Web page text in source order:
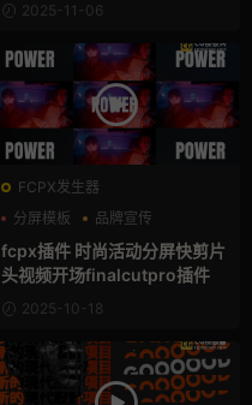
2025-11-06
FCPX发生器
分屏模板
品牌宣传
快剪模板
fcpx插件 时尚活动分屏快剪片
头视频开场finalcutpro插件
2025-10-18